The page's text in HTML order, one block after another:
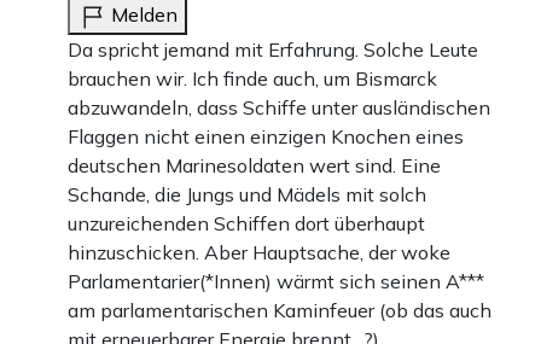
Melden
Da spricht jemand mit Erfahrung. Solche Leute
brauchen wir. Ich finde auch, um Bismarck
abzuwandeln, dass Schiffe unter ausländischen
Flaggen nicht einen einzigen Knochen eines
deutschen Marinesoldaten wert sind. Eine
Schande, die Jungs und Mädels mit solch
unzureichenden Schiffen dort überhaupt
hinzuschicken. Aber Hauptsache, der woke
Parlamentarier(*Innen) wärmt sich seinen A***
am parlamentarischen Kaminfeuer (ob das auch
mit erneuerbarer Energie brennt…?)…